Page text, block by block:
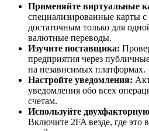
Применяйте виртуальные
специализированные карты
достаточным только для
валютные переводы.
Изучите поставщика:
предприятия через
на независимых платформах.
Настройте уведомления:
уведомления обо всех
счетам.
Используйте
Включите 2FA везде, где